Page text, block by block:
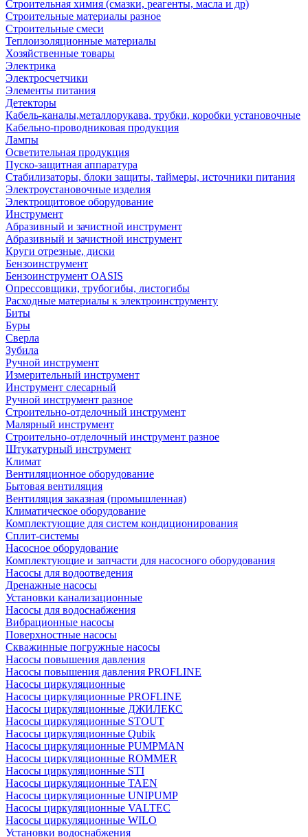
Строительная химия (смазки, реагенты, масла и др)
Строительные материалы разное
Строительные смеси
Теплоизоляционные материалы
Хозяйственные товары
Электрика
Электросчетчики
Элементы питания
Детекторы
Кабель-каналы,металлорукава, трубки, коробки установочные
Кабельно-проводниковая продукция
Лампы
Осветительная продукция
Пуско-защитная аппаратура
Стабилизаторы, блоки защиты, таймеры, источники питания
Электроустановочные изделия
Электрощитовое оборудование
Инструмент
Абразивный и зачистной инструмент
Абразивный и зачистной инструмент
Круги отрезные, диски
Бензоинструмент
Бензоинструмент OASIS
Опрессовщики, трубогибы, листогибы
Расходные материалы к электроинструменту
Биты
Буры
Сверла
Зубила
Ручной инструмент
Измерительный инструмент
Инструмент слесарный
Ручной инструмент разное
Строительно-отделочный инструмент
Малярный инструмент
Строительно-отделочный инструмент разное
Штукатурный инструмент
Климат
Вентиляционное оборудование
Бытовая вентиляция
Вентиляция заказная (промышленная)
Климатическое оборудование
Комплектующие для систем кондиционирования
Сплит-системы
Насосное оборудование
Комплектующие и запчасти для насосного оборудования
Насосы для водоотведения
Дренажные насосы
Установки канализационные
Насосы для водоснабжения
Вибрационные насосы
Поверхностные насосы
Скважинные погружные насосы
Насосы повышения давления
Насосы повышения давления PROFLINE
Насосы циркуляционные
Насосы циркуляционные PROFLINE
Насосы циркуляционные ДЖИЛЕКС
Насосы циркуляционные STOUT
Насосы циркуляционные Qubik
Насосы циркуляционные PUMPMAN
Насосы циркуляционные ROMMER
Насосы циркуляционные STI
Насосы циркуляционные TAEN
Насосы циркуляционные UNIPUMP
Насосы циркуляционные VALTEC
Насосы циркуляционные WILO
Установки водоснабжения